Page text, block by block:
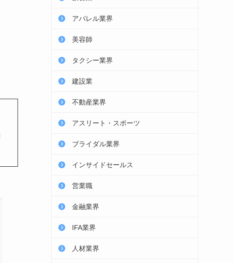
アパレル業界
美容師
タクシー業界
建設業
不動産業界
アスリート・スポーツ
ブライダル業界
インサイドセールス
営業職
金融業界
IFA業界
人材業界